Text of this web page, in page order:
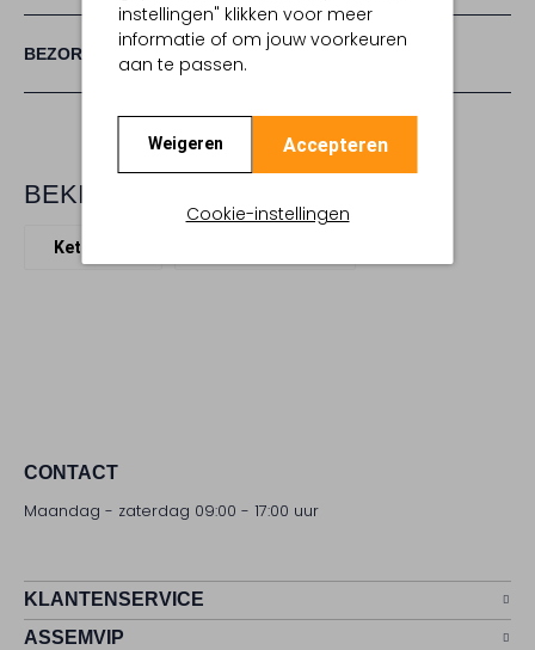
instellingen" klikken voor meer
informatie of om jouw voorkeuren
aan te passen.
Weigeren Accepteren
Cookie-instellingen
BEZORGEN & RETOURNEREN
BEKIJK MEER
Kettingen
CONTACT
Maandag - zaterdag 09:00 - 17:00 uur
KLANTENSERVICE
ASSEMVIP